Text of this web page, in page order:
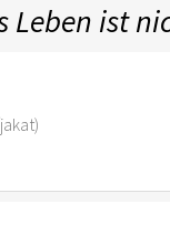
Leben ist